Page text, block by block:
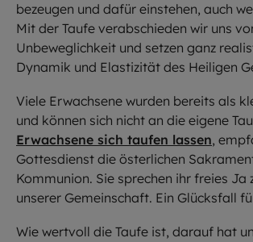
bezeugen und dafür einstehen, auch
Mit der Taufe verabschieden wir uns
Unbeweglichkeit und setzen ganz
Dynamik und Elastizität des Heiligen
Viele Erwachsene wurden bereits als
und können sich nicht an die eigene
Erwachsene sich taufen lassen,
Gottesdienst die österlichen
Kommunion. Sie sprechen ihr freies Ja
unserer Gemeinschaft. Ein Glücksfall
Wie wertvoll die Taufe ist, darauf hat